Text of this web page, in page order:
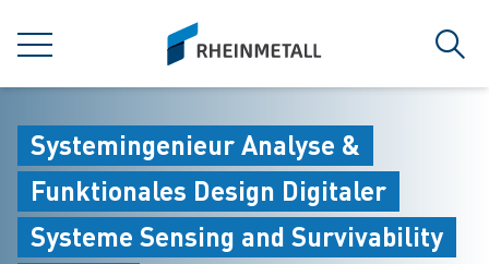
菜单
siteLogo
搜索
Systemingenieur Analyse &
Funktionales Design Digitaler
Systeme Sensing and Survivability